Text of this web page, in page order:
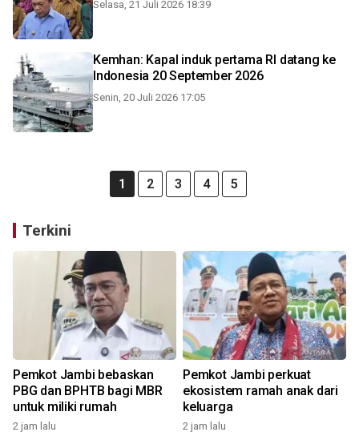
Selasa, 21 Juli 2026 18:39
Kemhan: Kapal induk pertama RI datang ke
Indonesia 20 September 2026
Senin, 20 Juli 2026 17:05
1 2 3 4 5
Terkini
Pemkot Jambi bebaskan
PBG dan BPHTB bagi MBR
untuk miliki rumah
2 jam lalu
Pemkot Jambi perkuat
ekosistem ramah anak dari
keluarga
2 jam lalu